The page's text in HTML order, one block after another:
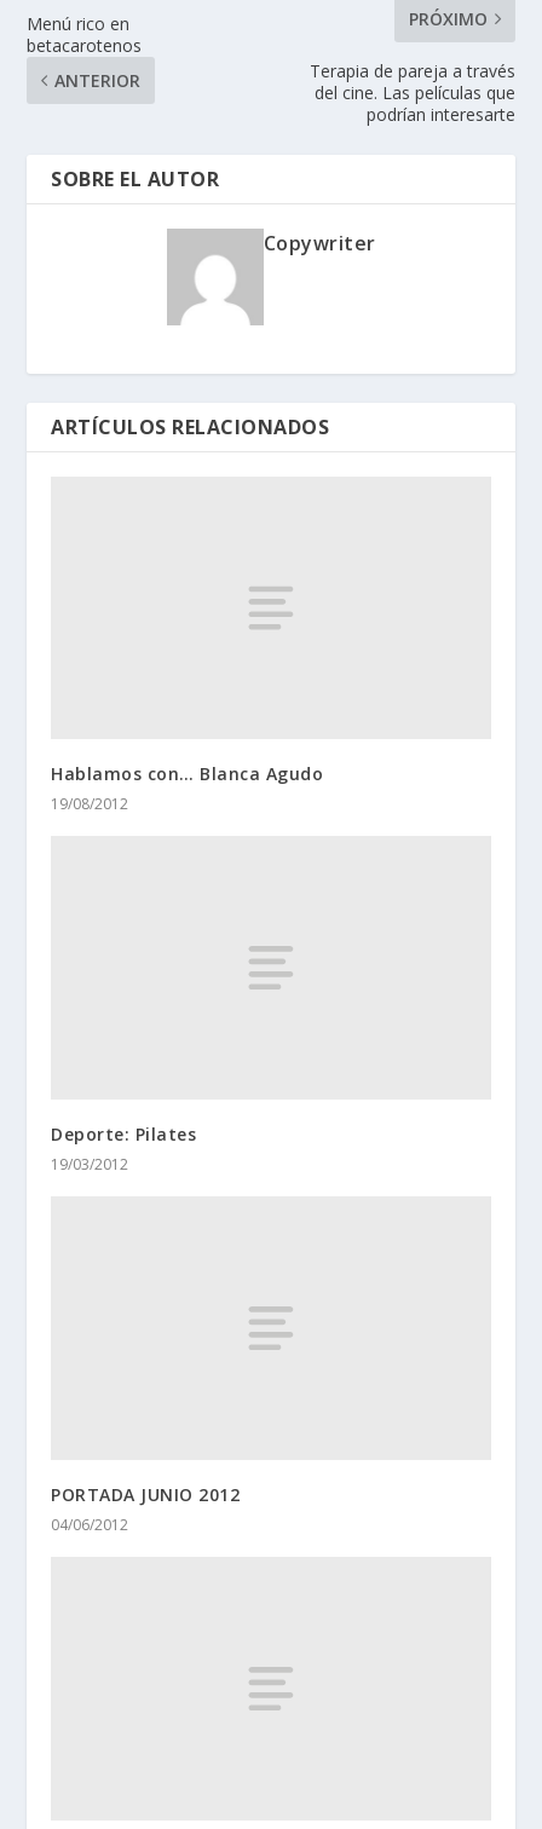
Menú rico en
betacarotenos
ANTERIOR
PRÓXIMO
Terapia de pareja a través
del cine. Las películas que
podrían interesarte
SOBRE EL AUTOR
Copywriter
ARTÍCULOS RELACIONADOS
Hablamos con… Blanca Agudo
19/08/2012
Deporte: Pilates
19/03/2012
PORTADA JUNIO 2012
04/06/2012